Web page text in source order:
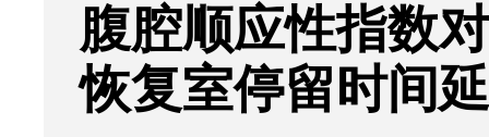
腹腔顺应性指数
恢复室停留时间